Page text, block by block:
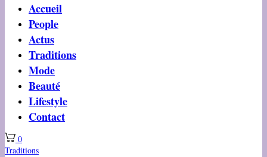
Accueil
People
Actus
Traditions
Mode
Beauté
Lifestyle
Contact
0
Traditions